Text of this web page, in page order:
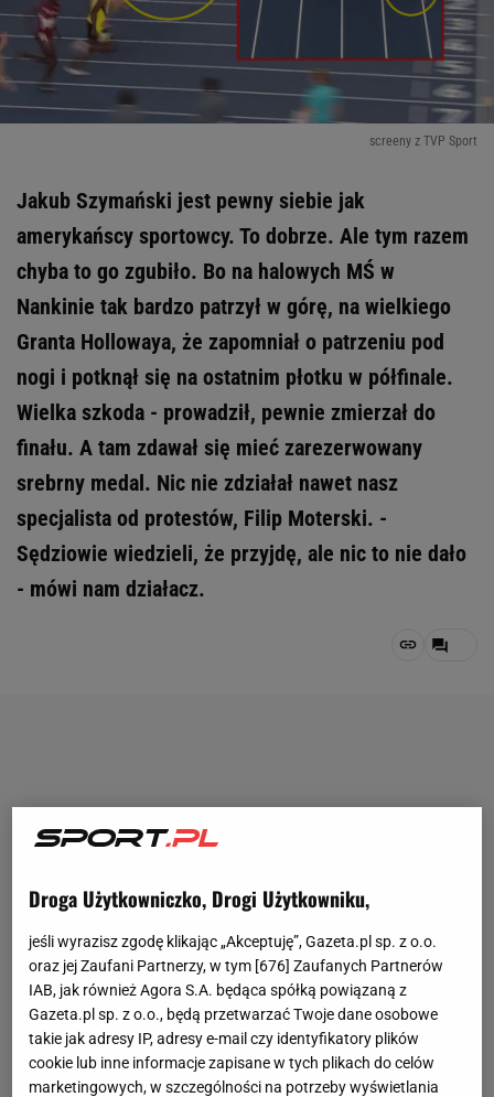
screeny z TVP Sport
Jakub Szymański jest pewny siebie jak
amerykańscy sportowcy. To dobrze. Ale tym razem
chyba to go zgubiło. Bo na halowych MŚ w
Nankinie tak bardzo patrzył w górę, na wielkiego
Granta Hollowaya, że zapomniał o patrzeniu pod
nogi i potknął się na ostatnim płotku w półfinale.
Wielka szkoda - prowadził, pewnie zmierzał do
finału. A tam zdawał się mieć zarezerwowany
srebrny medal. Nic nie zdziałał nawet nasz
specjalista od protestów, Filip Moterski. -
Sędziowie wiedzieli, że przyjdę, ale nic to nie dało
- mówi nam działacz.
Droga Użytkowniczko, Drogi Użytkowniku,
jeśli wyrazisz zgodę klikając „Akceptuję”, Gazeta.pl sp. z o.o.
oraz jej Zaufani Partnerzy, w tym [676] Zaufanych Partnerów
IAB, jak również Agora S.A. będąca spółką powiązaną z
Gazeta.pl sp. z o.o., będą przetwarzać Twoje dane osobowe
takie jak adresy IP, adresy e-mail czy identyfikatory plików
cookie lub inne informacje zapisane w tych plikach do celów
marketingowych, w szczególności na potrzeby wyświetlania